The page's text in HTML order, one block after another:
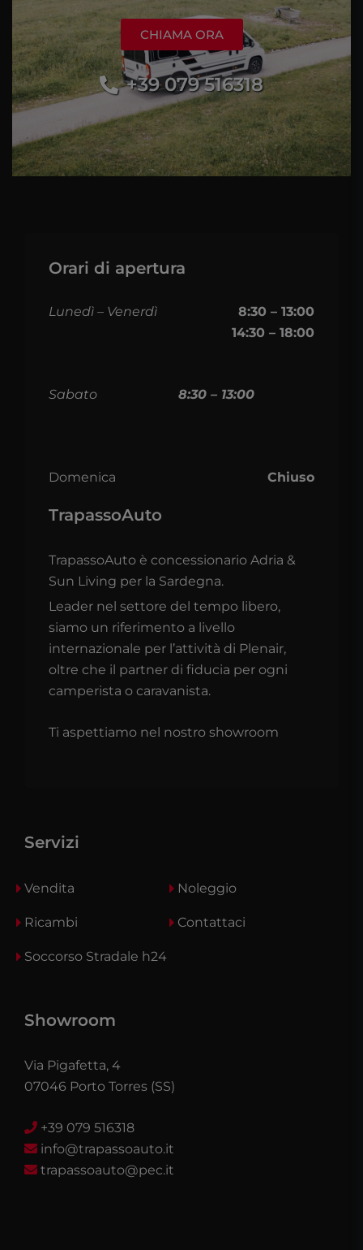
CHIAMA ORA
+39 079 516318
Orari di apertura
Lunedì – Venerdì
8:30 – 13:00
14:30 – 18:00
Sabato 8:30 – 13:00
Domenica Chiuso
TrapassoAuto
TrapassoAuto è concessionario Adria &
Sun Living per la Sardegna.
Leader nel settore del tempo libero,
siamo un riferimento a livello
internazionale per l’attività di Plenair,
oltre che il partner di fiducia per ogni
camperista o caravanista.
Ti aspettiamo nel nostro showroom
Servizi
Vendita Noleggio
Ricambi Contattaci
Soccorso Stradale h24
Showroom
Via Pigafetta, 4
07046 Porto Torres (SS)
+39 079 516318
info@trapassoauto.it
trapassoauto@pec.it